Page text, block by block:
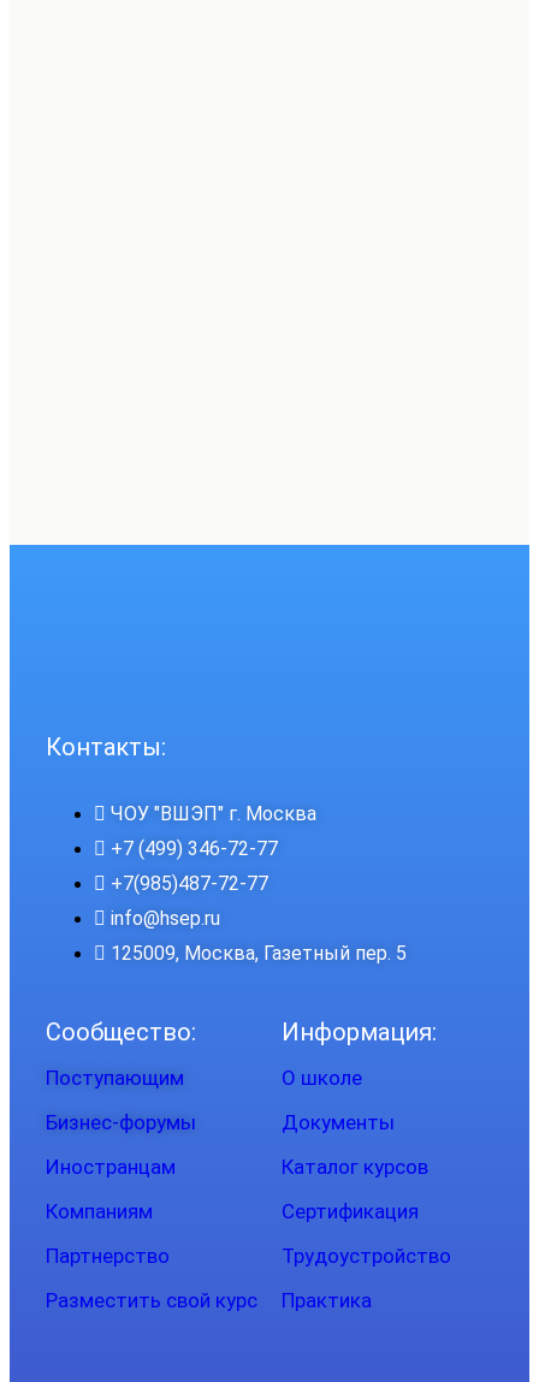
Контакты:
ЧОУ "ВШЭП" г. Москва
+7 (499) 346-72-77
+7(985)487-72-77
info@hsep.ru
125009, Москва, Газетный пер. 5
Сообщество:
Поступающим
Бизнес-форумы
Иностранцам
Компаниям
Партнерство
Разместить свой курс
Информация:
О школе
Документы
Каталог курсов
Сертификация
Трудоустройство
Практика